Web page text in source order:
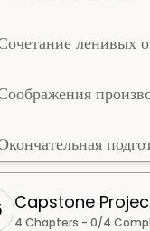
ленивых
Capstone Project:
4 Chapters - 0/4